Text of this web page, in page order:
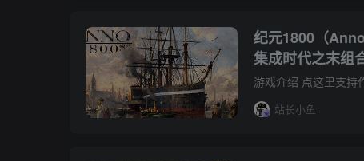
纪元1800（
集成时代之末组
版容量95GB官
站长小鱼